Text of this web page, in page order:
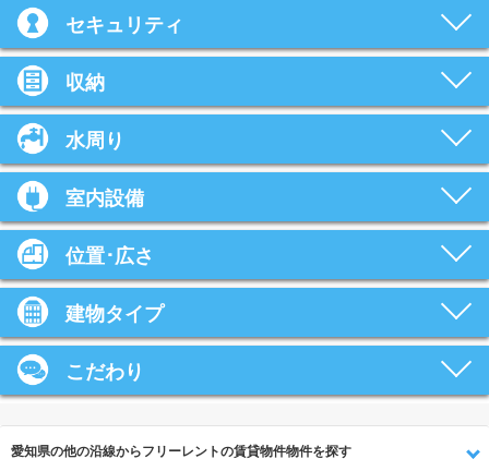
セキュリティ
収納
水周り
室内設備
位置･広さ
建物タイプ
こだわり
愛知県の他の沿線からフリーレントの賃貸物件物件を探す